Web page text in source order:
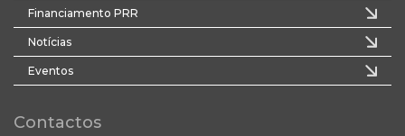
Financiamento PRR
Notícias
Eventos
Contactos